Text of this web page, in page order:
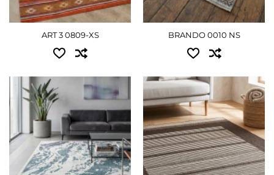
ART 3 0809-XS BRANDO 0010 NS
Доступные размеры:
1.63x2.35 - 6030 грн
2.00x2.85 - 8820 грн
2.40x3.40 - 12600 грн
Доступные размеры:
0.50x0.80 - 450 грн
0.67x1.20 - 900 грн